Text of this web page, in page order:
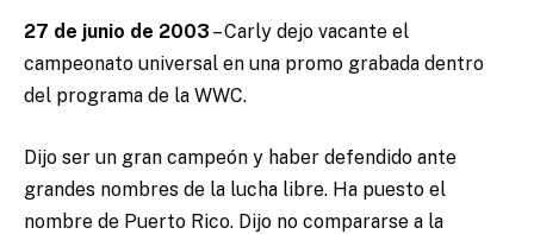
27 de junio de 2003 – Carly dejo vacante el
campeonato universal en una promo grabada dentro
del programa de la WWC.
Dijo ser un gran campeón y haber defendido ante
grandes nombres de la lucha libre. Ha puesto el
nombre de Puerto Rico. Dijo no compararse a la